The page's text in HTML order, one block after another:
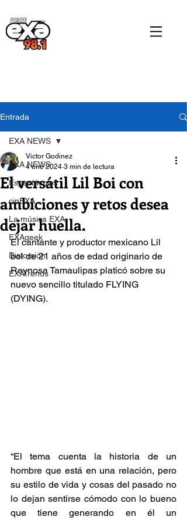
Entrada
EXA NEWS
Espectáculos
cinEXA
La música EXA
EXAgeek
Distorsión
EXATrends
EXA NEWS
El versátil Lil Boi con
ambiciones y retos desea
dejar huella.
Victor Godinez
4 ene 2024 3 min de lectura
El cantante y productor mexicano Lil
boi de 21 años de edad originario de
Reynosa Tamaulipas platicó sobre su
nuevo sencillo titulado FLYING
(DYING).
“El tema cuenta la historia de un
hombre que está en una relación, pero
su estilo de vida y cosas del pasado no
lo dejan sentirse cómodo con lo bueno
que tiene generando en él un